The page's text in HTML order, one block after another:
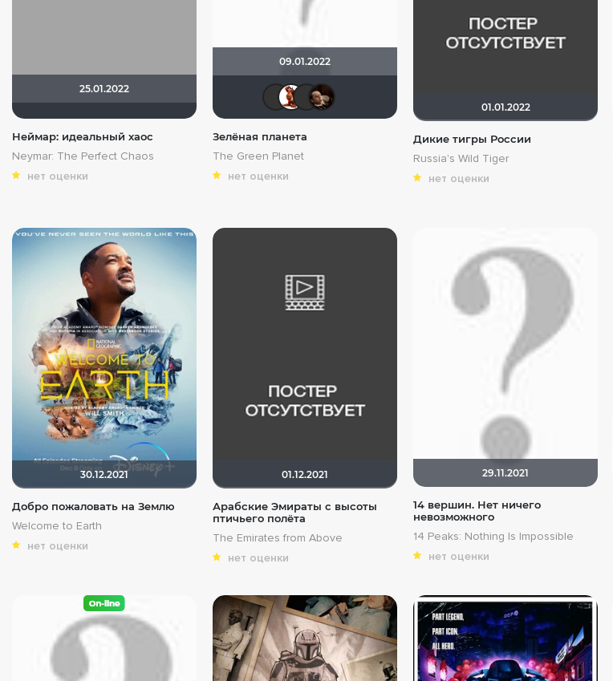
25.01.2022
Неймар: идеальный хаос
Neymar: The Perfect Chaos
нет оценки
09.01.2022
Зелёная планета
The Green Planet
нет оценки
01.01.2022
Дикие тигры России
Russia's Wild Tiger
нет оценки
30.12.2021
Добро пожаловать на Землю
Welcome to Earth
нет оценки
01.12.2021
Арабские Эмираты с высоты
птичьего полёта
The Emirates from Above
нет оценки
29.11.2021
14 вершин. Нет ничего
невозможного
14 Peaks: Nothing Is Impossible
нет оценки